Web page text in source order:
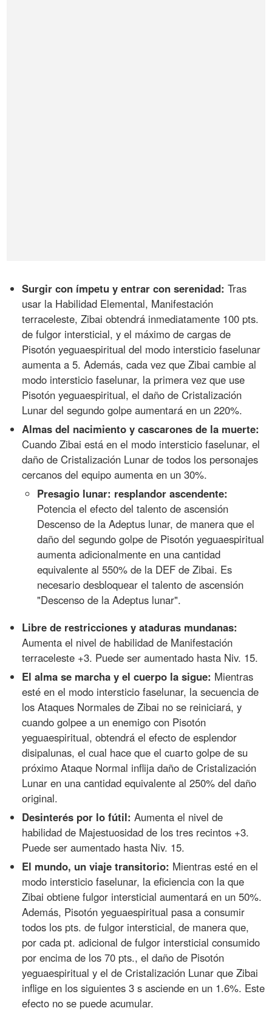
Surgir con ímpetu y entrar con serenidad: Tras
usar la Habilidad Elemental, Manifestación
terraceleste, Zibai obtendrá inmediatamente 100 pts.
de fulgor intersticial, y el máximo de cargas de
Pisotón yeguaespiritual del modo intersticio faselunar
aumenta a 5. Además, cada vez que Zibai cambie al
modo intersticio faselunar, la primera vez que use
Pisotón yeguaespiritual, el daño de Cristalización
Lunar del segundo golpe aumentará en un 220%.
Almas del nacimiento y cascarones de la muerte:
Cuando Zibai está en el modo intersticio faselunar, el
daño de Cristalización Lunar de todos los personajes
cercanos del equipo aumenta en un 30%.
Presagio lunar: resplandor ascendente:
Potencia el efecto del talento de ascensión
Descenso de la Adeptus lunar, de manera que el
daño del segundo golpe de Pisotón yeguaespiritual
aumenta adicionalmente en una cantidad
equivalente al 550% de la DEF de Zibai. Es
necesario desbloquear el talento de ascensión
"Descenso de la Adeptus lunar".
Libre de restricciones y ataduras mundanas:
Aumenta el nivel de habilidad de Manifestación
terraceleste +3. Puede ser aumentado hasta Niv. 15.
El alma se marcha y el cuerpo la sigue: Mientras
esté en el modo intersticio faselunar, la secuencia de
los Ataques Normales de Zibai no se reiniciará, y
cuando golpee a un enemigo con Pisotón
yeguaespiritual, obtendrá el efecto de esplendor
disipalunas, el cual hace que el cuarto golpe de su
próximo Ataque Normal inflija daño de Cristalización
Lunar en una cantidad equivalente al 250% del daño
original.
Desinterés por lo fútil: Aumenta el nivel de
habilidad de Majestuosidad de los tres recintos +3.
Puede ser aumentado hasta Niv. 15.
El mundo, un viaje transitorio: Mientras esté en el
modo intersticio faselunar, la eficiencia con la que
Zibai obtiene fulgor intersticial aumentará en un 50%.
Además, Pisotón yeguaespiritual pasa a consumir
todos los pts. de fulgor intersticial, de manera que,
por cada pt. adicional de fulgor intersticial consumido
por encima de los 70 pts., el daño de Pisotón
yeguaespiritual y el de Cristalización Lunar que Zibai
inflige en los siguientes 3 s asciende en un 1.6%. Este
efecto no se puede acumular.